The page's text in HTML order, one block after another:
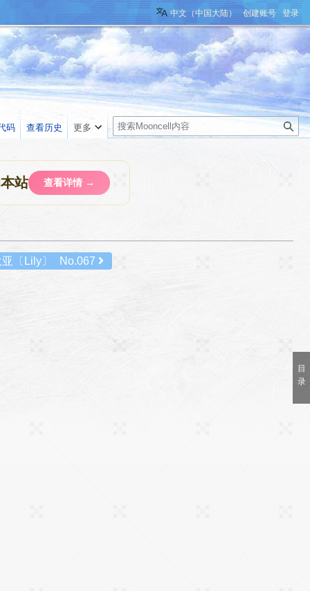
站 查看详情 →
No.067
〔Lily〕
中文（中国大陆） 创建账号 登录
码 查看历史 更多
搜
索